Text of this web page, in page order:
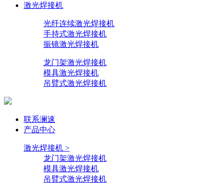
激光焊接机
光纤连续激光焊接机
手持式激光焊接机
振镜激光焊接机
龙门架激光焊接机
模具激光焊接机
吊臂式激光焊接机
联系澜速
产品中心
激光焊接机 >
龙门架激光焊接机
模具激光焊接机
吊臂式激光焊接机